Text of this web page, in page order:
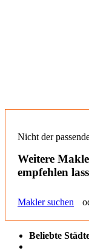
Nicht der
Weitere
empfehlen
Makler suchen
Beliebte